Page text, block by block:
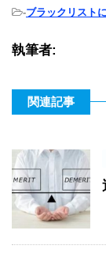
-ブラックリスト
執筆者:
関連記事